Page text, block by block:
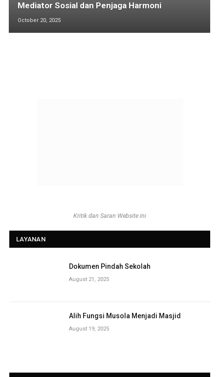
Mediator Sosial dan Penjaga Harmoni
October 20, 2025
Kritik dan Saran Website ini
LAYANAN
Dokumen Pindah Sekolah
August 21, 2025
Alih Fungsi Musola Menjadi Masjid
August 19, 2025